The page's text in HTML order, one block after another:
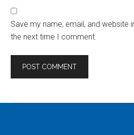
Save my name, email, and website
the next time I comment.